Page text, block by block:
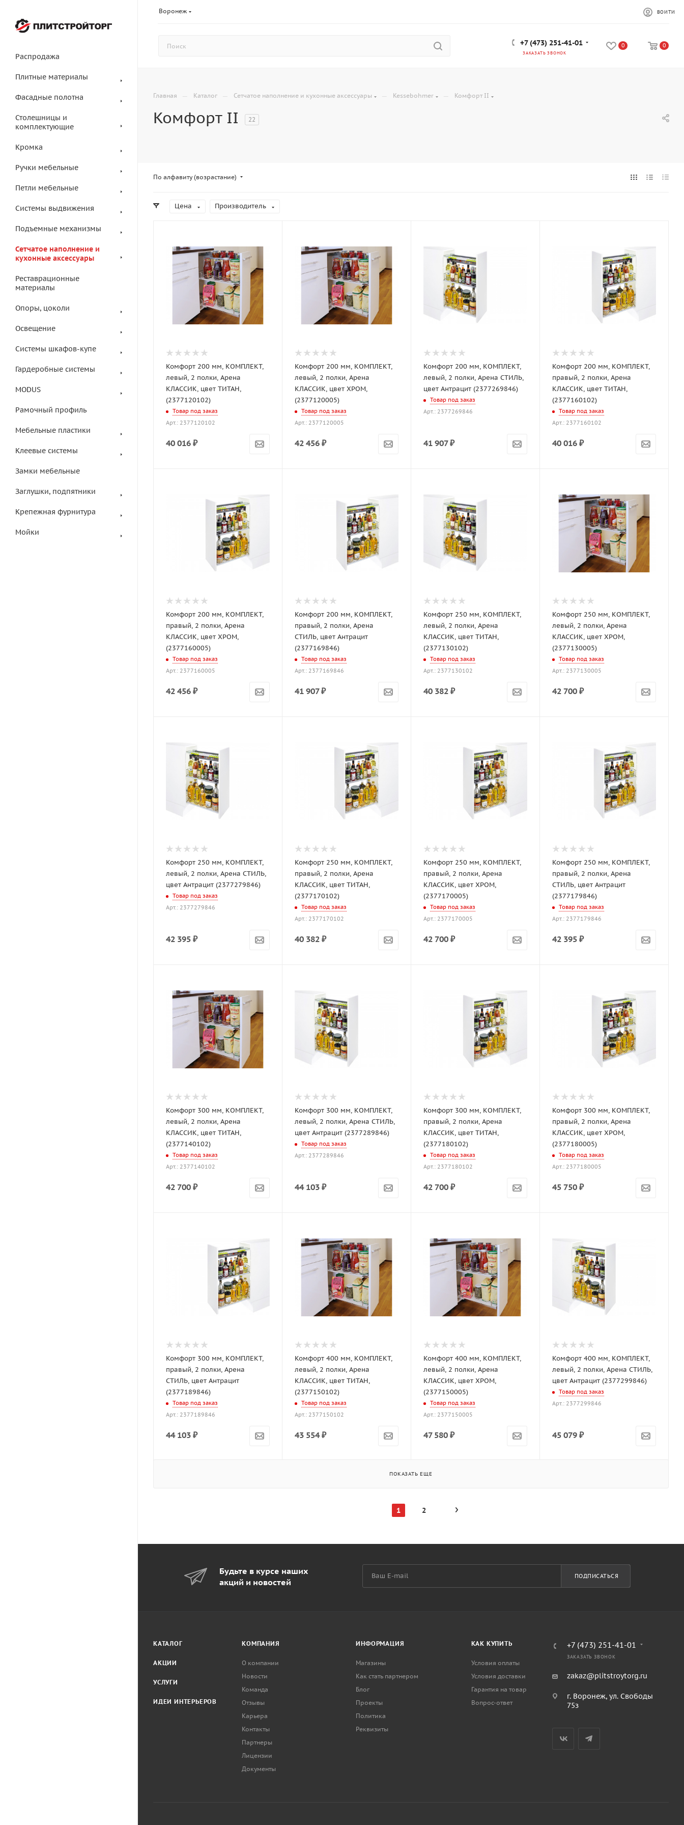
Воронеж ВОЙТИ
+7 (473) 251-41-01
ЗАКАЗАТЬ ЗВОНОК
0 0
Распродажа
Плитные материалы
Фасадные полотна
Столешницы и
комплектующие
Кромка
Ручки мебельные
Петли мебельные
Системы выдвижения
Подъемные механизмы
Сетчатое наполнение и
кухонные аксессуары
Реставрационные
материалы
Опоры, цоколи
Освещение
Системы шкафов-купе
Гардеробные системы
MODUS
Рамочный профиль
Мебельные пластики
Клеевые системы
Замки мебельные
Заглушки, подпятники
Крепежная фурнитура
Мойки
Главная — Каталог — Сетчатое наполнение и кухонные аксессуары — Kessebohmer — Комфорт II
Комфорт II 22
По алфавиту (возрастание)
Цена Производитель
Комфорт 200 мм, КОМПЛЕКТ,
левый, 2 полки, Арена
КЛАССИК, цвет ТИТАН,
(2377120102)
Товар под заказ
Арт.: 2377120102
40 016 ₽
Комфорт 200 мм, КОМПЛЕКТ,
левый, 2 полки, Арена
КЛАССИК, цвет ХРОМ,
(2377120005)
Товар под заказ
Арт.: 2377120005
42 456 ₽
Комфорт 200 мм, КОМПЛЕКТ,
левый, 2 полки, Арена СТИЛЬ,
цвет Антрацит (2377269846)
Товар под заказ
Арт.: 2377269846
41 907₽
Комфорт 200 мм, КОМПЛЕКТ,
правый, 2 полки, Арена
КЛАССИК, цвет ТИТАН,
(2377160102)
Товар под заказ
Арт.: 2377160102
40 016 ₽
Комфорт 200 мм, КОМПЛЕКТ,
правый, 2 полки, Арена
КЛАССИК, цвет ХРОМ,
(2377160005)
Товар под заказ
Арт.: 2377160005
42 456 ₽
Комфорт 200 мм, КОМПЛЕКТ,
правый, 2 полки, Арена
СТИЛЬ, цвет Антрацит
(2377169846)
Товар под заказ
Арт.: 2377169846
41 907₽
Комфорт 250 мм, КОМПЛЕКТ,
левый, 2 полки, Арена
КЛАССИК, цвет ТИТАН,
(2377130102)
Товар под заказ
Арт.: 2377130102
40 382 ₽
Комфорт 250 мм, КОМПЛЕКТ,
левый, 2 полки, Арена
КЛАССИК, цвет ХРОМ,
(2377130005)
Товар под заказ
Арт.: 2377130005
42 700 ₽
Комфорт 250 мм, КОМПЛЕКТ,
левый, 2 полки, Арена СТИЛЬ,
цвет Антрацит (2377279846)
Товар под заказ
Арт.: 2377279846
42 395 ₽
Комфорт 250 мм, КОМПЛЕКТ,
правый, 2 полки, Арена
КЛАССИК, цвет ТИТАН,
(2377170102)
Товар под заказ
Арт.: 2377170102
40 382 ₽
Комфорт 250 мм, КОМПЛЕКТ,
правый, 2 полки, Арена
КЛАССИК, цвет ХРОМ,
(2377170005)
Товар под заказ
Арт.: 2377170005
42 700 ₽
Комфорт 250 мм, КОМПЛЕКТ,
правый, 2 полки, Арена
СТИЛЬ, цвет Антрацит
(2377179846)
Товар под заказ
Арт.: 2377179846
42 395 ₽
Комфорт 300 мм, КОМПЛЕКТ,
левый, 2 полки, Арена
КЛАССИК, цвет ТИТАН,
(2377140102)
Товар под заказ
Арт.: 2377140102
42 700 ₽
Комфорт 300 мм, КОМПЛЕКТ,
левый, 2 полки, Арена СТИЛЬ,
цвет Антрацит (2377289846)
Товар под заказ
Арт.: 2377289846
44 103 ₽
Комфорт 300 мм, КОМПЛЕКТ,
правый, 2 полки, Арена
КЛАССИК, цвет ТИТАН,
(2377180102)
Товар под заказ
Арт.: 2377180102
42 700 ₽
Комфорт 300 мм, КОМПЛЕКТ,
правый, 2 полки, Арена
КЛАССИК, цвет ХРОМ,
(2377180005)
Товар под заказ
Арт.: 2377180005
45 750 ₽
Комфорт 300 мм, КОМПЛЕКТ,
правый, 2 полки, Арена
СТИЛЬ, цвет Антрацит
(2377189846)
Товар под заказ
Арт.: 2377189846
44 103 ₽
Комфорт 400 мм, КОМПЛЕКТ,
левый, 2 полки, Арена
КЛАССИК, цвет ТИТАН,
(2377150102)
Товар под заказ
Арт.: 2377150102
43 554₽
Комфорт 400 мм, КОМПЛЕКТ,
левый, 2 полки, Арена
КЛАССИК, цвет ХРОМ,
(2377150005)
Товар под заказ
Арт.: 2377150005
47 580 ₽
Комфорт 400 мм, КОМПЛЕКТ,
левый, 2 полки, Арена СТИЛЬ,
цвет Антрацит (2377299846)
Товар под заказ
Арт.: 2377299846
45 079 ₽
ПОКАЗАТЬ ЕЩЕ
1 2
Будьте в курсе наших
акций и новостей
ПОДПИСАТЬСЯ
КАТАЛОГ
АКЦИИ
УСЛУГИ
ИДЕИ ИНТЕРЬЕРОВ
КОМПАНИЯ
О компании
Новости
Команда
Отзывы
Карьера
Контакты
Партнеры
Лицензии
Документы
ИНФОРМАЦИЯ
Магазины
Как стать партнером
Блог
Проекты
Политика
Реквизиты
КАК КУПИТЬ
Условия оплаты
Условия доставки
Гарантия на товар
Вопрос-ответ
+7 (473) 251-41-01
ЗАКАЗАТЬ ЗВОНОК
zakaz@plitstroytorg.ru
г. Воронеж, ул. Свободы
75з